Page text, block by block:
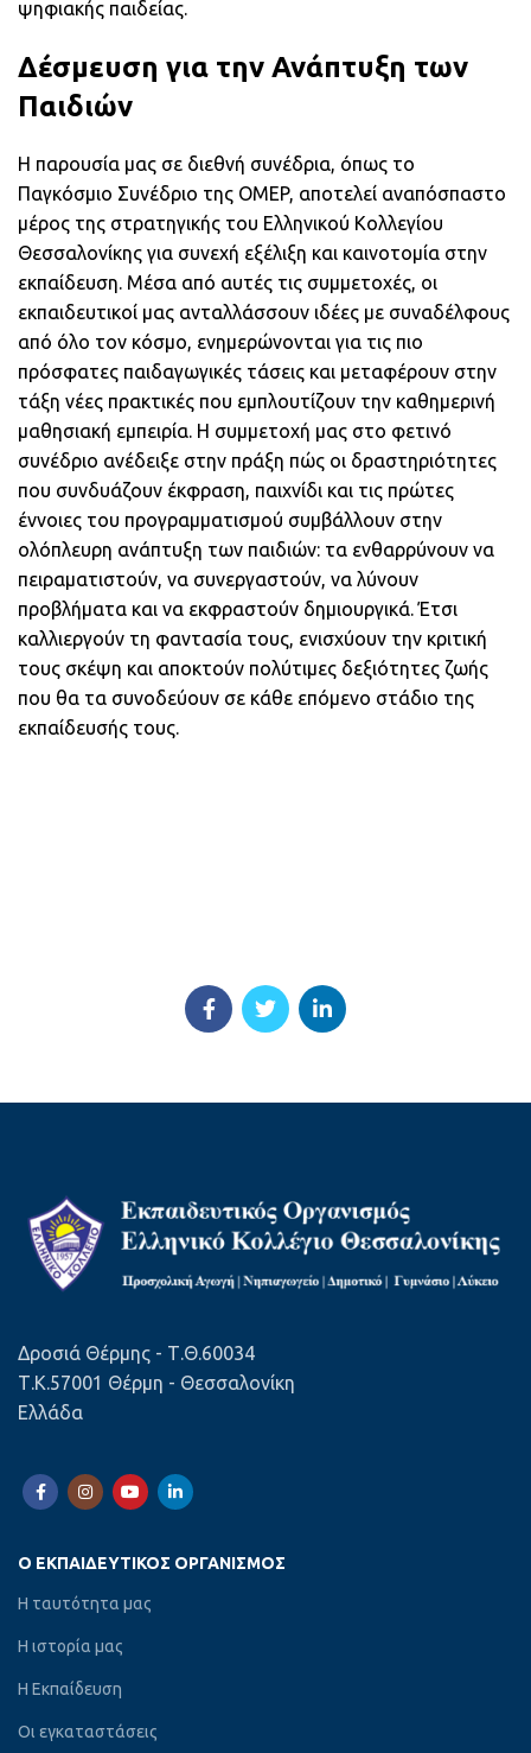
ψηφιακής παιδείας.
Δέσμευση για την Ανάπτυξη των
Παιδιών
Η παρουσία μας σε διεθνή συνέδρια, όπως το
Παγκόσμιο Συνέδριο της OMEP, αποτελεί αναπόσπαστο
μέρος της στρατηγικής του Ελληνικού Κολλεγίου
Θεσσαλονίκης για συνεχή εξέλιξη και καινοτομία στην
εκπαίδευση. Μέσα από αυτές τις συμμετοχές, οι
εκπαιδευτικοί μας ανταλλάσσουν ιδέες με συναδέλφους
από όλο τον κόσμο, ενημερώνονται για τις πιο
πρόσφατες παιδαγωγικές τάσεις και μεταφέρουν στην
τάξη νέες πρακτικές που εμπλουτίζουν την καθημερινή
μαθησιακή εμπειρία. Η συμμετοχή μας στο φετινό
συνέδριο ανέδειξε στην πράξη πώς οι δραστηριότητες
που συνδυάζουν έκφραση, παιχνίδι και τις πρώτες
έννοιες του προγραμματισμού συμβάλλουν στην
ολόπλευρη ανάπτυξη των παιδιών: τα ενθαρρύνουν να
πειραματιστούν, να συνεργαστούν, να λύνουν
προβλήματα και να εκφραστούν δημιουργικά. Έτσι
καλλιεργούν τη φαντασία τους, ενισχύουν την κριτική
τους σκέψη και αποκτούν πολύτιμες δεξιότητες ζωής
που θα τα συνοδεύουν σε κάθε επόμενο στάδιο της
εκπαίδευσής τους.
Δροσιά Θέρμης - Τ.Θ.60034
Τ.Κ.57001 Θέρμη - Θεσσαλονίκη
Ελλάδα
Ο ΕΚΠΑΙΔΕΥΤΙΚΌΣ ΟΡΓΑΝΙΣΜΌΣ
Η ταυτότητα μας
Η ιστορία μας
Η Εκπαίδευση
Οι εγκαταστάσεις